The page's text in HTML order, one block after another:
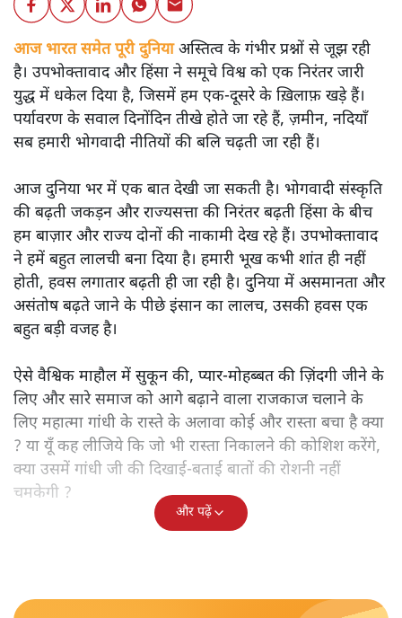
आज भारत समेत पूरी दुनियाअस्तित्व के गंभीर प्रश्नों से जूझ रही
है। उपभोक्तावाद और हिंसा ने समूचे विश्व को एक निरंतर जारी
युद्ध में धकेल दिया है, जिसमें हम एक-दूसरे के ख़िलाफ़ खड़े हैं।
पर्यावरण के सवाल दिनोंदिन तीखे होते जा रहे हैं, ज़मीन, नदियाँ
सब हमारी भोगवादी नीतियों की बलि चढ़ती जा रही हैं।
आज दुनिया भर में एक बात देखी जा सकती है। भोगवादी संस्कृति
की बढ़ती जकड़न और राज्यसत्ता की निरंतर बढ़ती हिंसा के बीच
हम बाज़ार और राज्य दोनों की नाकामी देख रहे हैं। उपभोक्तावाद
ने हमें बहुत लालची बना दिया है। हमारी भूख कभी शांत ही नहीं
होती, हवस लगातार बढ़ती ही जा रही है। दुनिया में असमानता और
असंतोष बढ़ते जाने के पीछे इंसान का लालच, उसकी हवस एक
बहुत बड़ी वजह है।
ऐसे वैश्विक माहौल में सुकून की, प्यार-मोहब्बत की ज़िंदगी जीने के
लिए और सारे समाज को आगे बढ़ाने वाला राजकाज चलाने के
लिए महात्मा गांधी के रास्ते के अलावा कोई और रास्ता बचा है क्या
? या यूँ कह लीजिये कि जो भी रास्ता निकालने की कोशिश करेंगे,
क्या उसमें गांधी जी की दिखाई-बताई बातों की रोशनी नहीं
चमकेगी ?
और पढ़ें